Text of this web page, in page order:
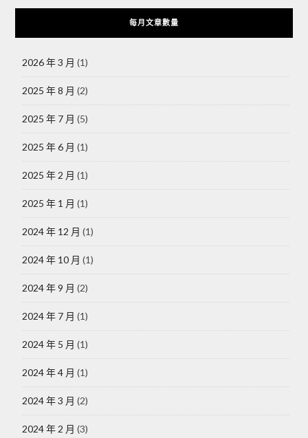
每月文章數量
2026 年 3 月 (1)
2025 年 8 月 (2)
2025 年 7 月 (5)
2025 年 6 月 (1)
2025 年 2 月 (1)
2025 年 1 月 (1)
2024 年 12 月 (1)
2024 年 10 月 (1)
2024 年 9 月 (2)
2024 年 7 月 (1)
2024 年 5 月 (1)
2024 年 4 月 (1)
2024 年 3 月 (2)
2024 年 2 月 (3)